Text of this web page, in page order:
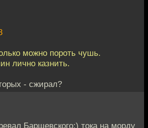
можно пороть чушь.
лично казнить.
- сжирал?
Барщевского:) тока на морду